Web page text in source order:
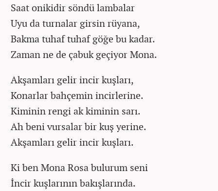
Saat onikidir söndü lambalar
Uyu da turnalar girsin rüyana,
Bakma tuhaf tuhaf göğe bu kadar.
Zaman ne de çabuk geçiyor Mona.
Akşamları gelir incir kuşları,
Konarlar bahçemin incirlerine.
Kiminin rengi ak kiminin sarı.
Ah beni vursalar bir kuş yerine.
Akşamları gelir incir kuşları.
Ki ben Mona Rosa bulurum seni
İncir kuşlarının bakışlarında.